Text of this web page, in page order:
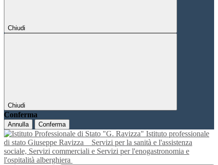
Chiudi
Chiudi
Conferma
Annulla Conferma
Istituto professionale
di stato Giuseppe Ravizza
Servizi per la sanità e l'assistenza
sociale, Servizi commerciali e Servizi per l'enogastronomia e
l'ospitalità alberghiera